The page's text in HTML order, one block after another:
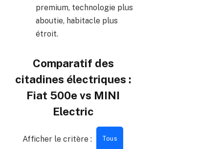
premium, technologie plus
aboutie, habitacle plus
étroit.
Comparatif des
citadines électriques :
Fiat 500e vs MINI
Electric
Afficher le critère : Tous